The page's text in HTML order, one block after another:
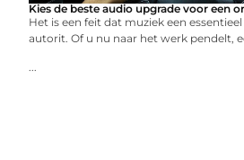
Kies de beste audio upgrade voor een
Het is een feit dat muziek een
autorit. Of u nu naar het werk pendelt,
...